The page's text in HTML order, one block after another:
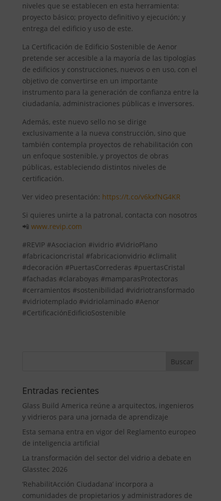
niveles que se establecen en esta herramienta:
proyecto básico; proyecto definitivo y ejecución; y
entrega del edificio y uso de este.
La Certificación de Edificio Sostenible de Aenor
pretende ser accesible a la mayoría de las tipologías
de edificios y construcciones, nuevos o en uso, con el
objetivo de convertirse en un importante
instrumento para la generación de confianza entre la
ciudadanía, administraciones públicas e inversores.
Además, este nuevo sello no se dirige
exclusivamente a la nueva construcción, sino que
también contempla proyectos de rehabilitación con
un enfoque sostenible, y proyectos de obras
públicas, estableciendo distintos niveles de
certificación.
Ver video presentación: https://t.co/v6kxfNG4KR
Si quieres unirte a la patronal, contacta con nosotros
📲 www.revip.com
#REVIP #Asociacion #ividrio #VidrioPlano
#fabricacioncristal #fabricacionvidrio #climalit
#decoración #PuertasCorrederas #puertasCristal
#fachadas #claraboyas #mamparasProtectoras
#cerramientos #sostenibilidad #vidriotransformado
#vidriotemplado #vidriolaminado #Aenor
#CertificaciónEdificioSostenible
Entradas recientes
Glass Build America reúne a arquitectos, ingenieros
y vidrieros para una jornada de aprendizaje
Esta semana entra en vigor del Reglamento europeo
de inteligencia artificial
La transformación del sector del vidrio a debate en
Glasstec 2026
‘RehabilitAcción Ciudadana’ incorpora a
comunidades de propietarios y administradores de